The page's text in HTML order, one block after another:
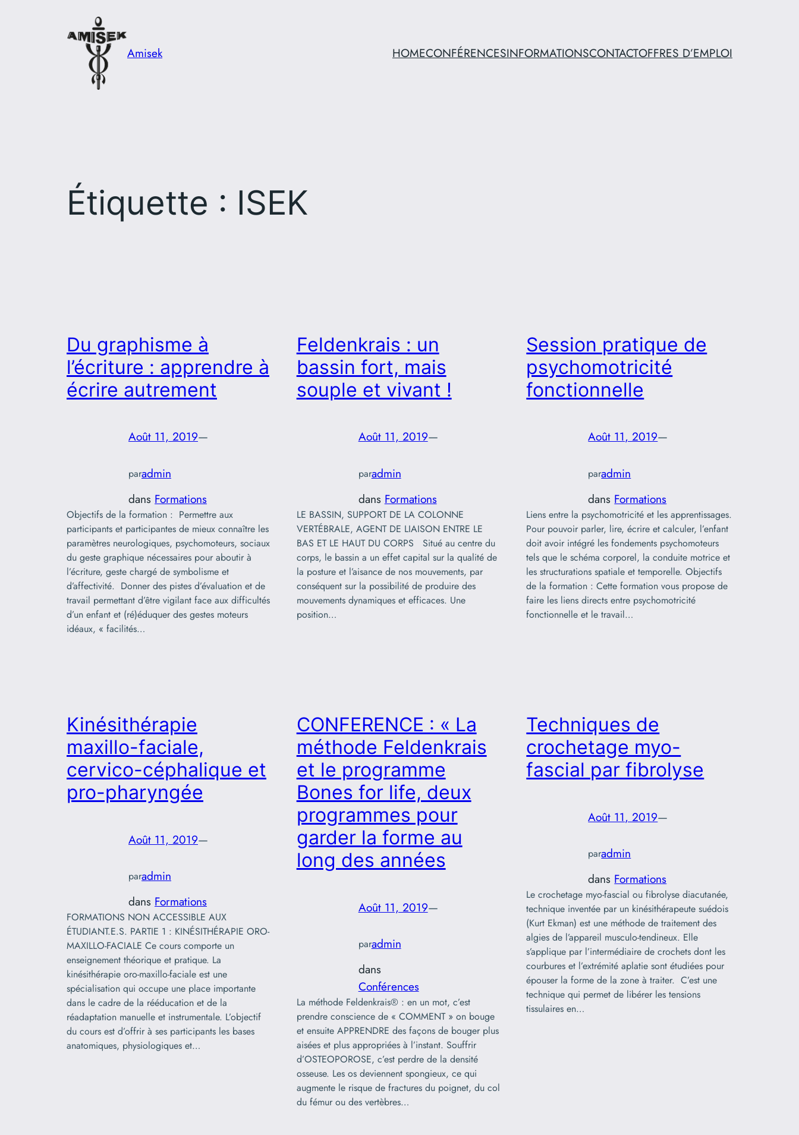
Amisek HOMECONFÉRENCESINFORMATIONSCONTACTOFFRES D’EMPLOI
Étiquette : ISEK
Du graphisme à
l’écriture : apprendre à
écrire autrement
Août 11, 2019—
paradmin
dans Formations
Objectifs de la formation : Permettre aux
participants et participantes de mieux connaître les
paramètres neurologiques, psychomoteurs, sociaux
du geste graphique nécessaires pour aboutir à
l’écriture, geste chargé de symbolisme et
d’affectivité. Donner des pistes d’évaluation et de
travail permettant d’être vigilant face aux difficultés
d’un enfant et (ré)éduquer des gestes mo­teurs
idéaux, « facilités…
Feldenkrais : un
bassin fort, mais
souple et vivant !
Août 11, 2019—
paradmin
dans Formations
LE BASSIN, SUPPORT DE LA COLONNE
VERTÉBRALE, AGENT DE LIAISON ENTRE LE
BAS ET LE HAUT DU CORPS Situé au centre du
corps, le bassin a un effet capital sur la qualité de
la posture et l’aisance de nos mouvements, par
conséquent sur la possibilité de produire des
mouvements dynamiques et efficaces. Une
position…
Session pratique de
psychomotricité
fonctionnelle
Août 11, 2019—
paradmin
dans Formations
Liens entre la psychomotricité et les apprentissages.
Pour pouvoir parler, lire, écrire et calculer, l’enfant
doit avoir intégré les fondements psychomoteurs
tels que le schéma corporel, la conduite motrice et
les structurations spatiale et temporelle. Objectifs
de la formation : Cette formation vous propose de
faire les liens directs entre psychomotricité
fonctionnelle et le travail…
Kinésithérapie
maxillo-faciale,
cervico-céphalique et
pro-pharyngée
Août 11, 2019—
paradmin
dans Formations
FORMATIONS NON ACCESSIBLE AUX
ÉTUDIANT.E.S. PARTIE 1 : KINÉSITHÉRAPIE ORO-
MAXILLO-FACIALE Ce cours comporte un
enseignement théorique et pratique. La
kinésithérapie oro-maxillo-faciale est une
spécialisation qui occupe une place importante
dans le cadre de la rééducation et de la
réadaptation manuelle et instrumentale. L’objectif
du cours est d’offrir à ses participants les bases
anatomiques, physiologiques et…
CONFERENCE : « La
méthode Feldenkrais
et le programme
Bones for life, deux
programmes pour
garder la forme au
long des années
Août 11, 2019—
paradmin
dans
Conférences
La méthode Feldenkrais® : en un mot, c’est
prendre conscience de « COMMENT » on bouge
et ensuite APPRENDRE des façons de bouger plus
aisées et plus appropriées à l’instant. Souffrir
d’OSTEOPOROSE, c’est perdre de la densité
osseuse. Les os deviennent spongieux, ce qui
augmente le risque de fractures du poignet, du col
du fémur ou des vertèbres…
Techniques de
crochetage myo-
fascial par fibrolyse
Août 11, 2019—
paradmin
dans Formations
Le crochetage myo-fascial ou fibrolyse diacutanée,
technique inventée par un kinésithérapeute suédois
(Kurt Ekman) est une méthode de traitement des
algies de l’appareil musculo-tendineux. Elle
s’applique par l’intermédiaire de crochets dont les
courbures et l’extrémité aplatie sont étudiées pour
épouser la forme de la zone à traiter. C’est une
technique qui permet de libérer les tensions
tissulaires en…